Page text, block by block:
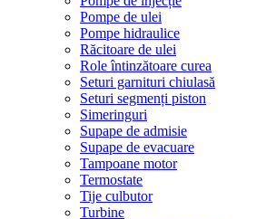
Pompe de ulei
Pompe hidraulice
Răcitoare de ulei
Role întinzătoare curea
Seturi garnituri chiulasă
Seturi segmenți piston
Simeringuri
Supape de admisie
Supape de evacuare
Tampoane motor
Termostate
Tije culbutor
Turbine